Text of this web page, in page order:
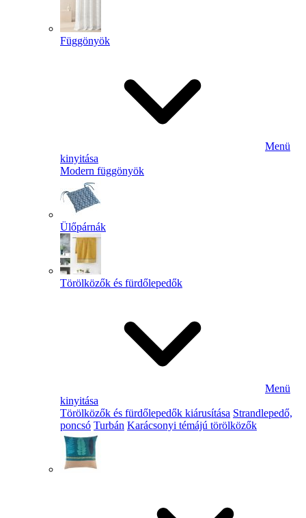
Függönyök
Menü
kinyitása
Modern függönyök
Ülőpárnák
Törölközők és fürdőlepedők
Menü
kinyitása
Törölközők és fürdőlepedők kiárusítása Strandlepedő,
poncsó Turbán Karácsonyi témájú törölközők